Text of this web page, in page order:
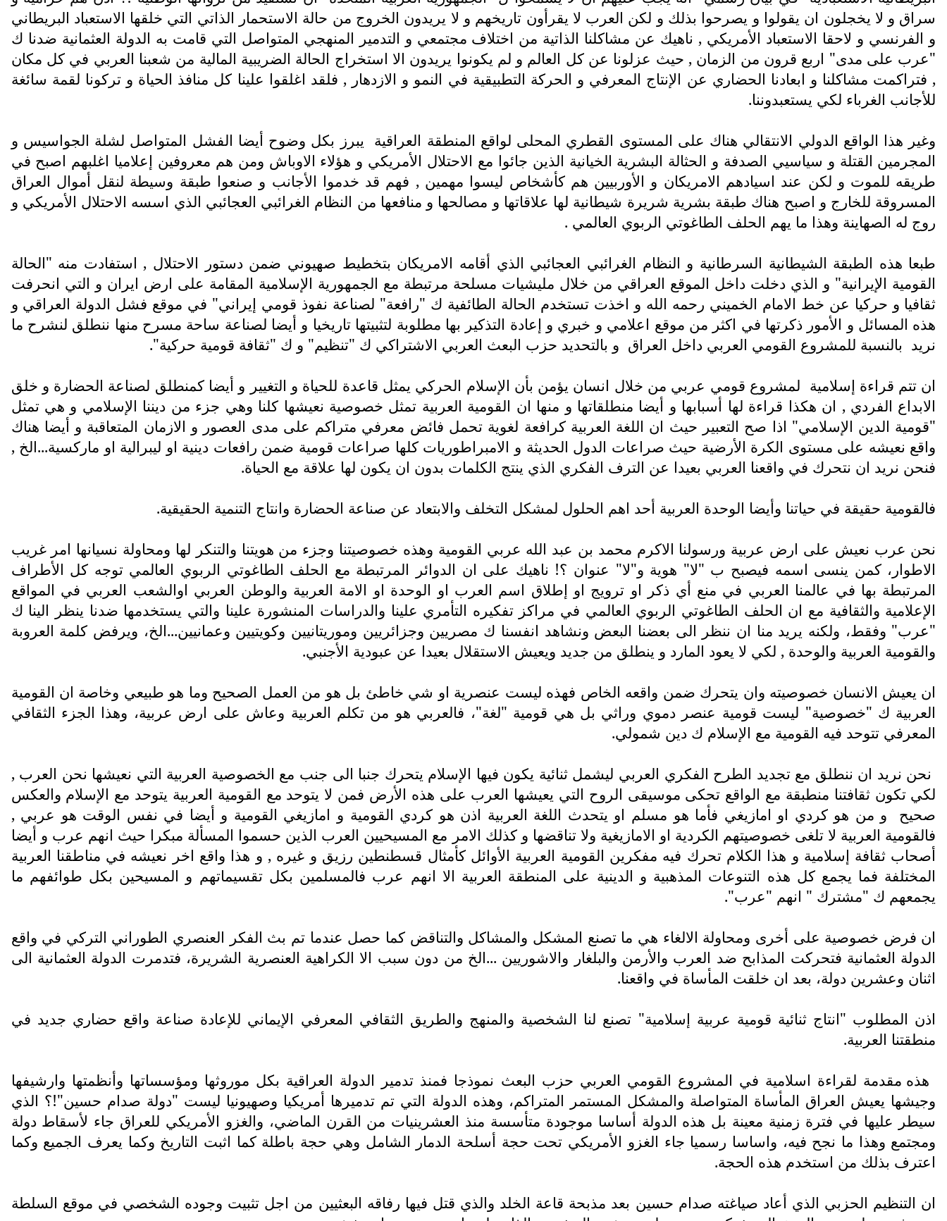
سراق و لا يخجلون ان يقولوا و يصرحوا بذلك و لكن العرب لا يقرأون تاريخهم و لا يريدون الخروج من حالة الاستحمار الذاتي التي خلقها الاستعباد البريطاني
و الفرنسي و لاحقا الاستعباد الأمريكي , ناهيك عن مشاكلنا الذاتية من اختلاف مجتمعي و التدمير المنهجي المتواصل التي قامت به الدولة العثمانية ضدنا ك
"عرب على مدى" اربع قرون من الزمان , حيث عزلونا عن كل العالم و لم يكونوا يريدون الا استخراج الحالة الضريبية المالية من شعبنا العربي في كل مكان
, فتراكمت مشاكلنا و ابعادنا الحضاري عن الإنتاج المعرفي و الحركة التطبيقية في النمو و الازدهار , فلقد اغلقوا علينا كل منافذ الحياة و تركونا لقمة سائغة
للأجانب الغرباء لكي يستعبدوننا.
وغير هذا الواقع الدولي الانتقالي هناك على المستوى القطري المحلى لواقع المنطقة العراقية يبرز بكل وضوح أيضا الفشل المتواصل لشلة الجواسيس و
المجرمين القتلة و سياسيي الصدفة و الحثالة البشرية الخيانية الذين جائوا مع الاحتلال الأمريكي و هؤلاء الاوباش ومن هم معروفين إعلاميا اغلبهم اصبح في
طريقه للموت و لكن عند اسيادهم الامريكان و الأوربيين هم كأشخاص ليسوا مهمين , فهم قد خدموا الأجانب و صنعوا طبقة وسيطة لنقل أموال العراق
المسروقة للخارج و اصبح هناك طبقة بشرية شريرة شيطانية لها علاقاتها و مصالحها و منافعها من النظام الغرائبي العجائبي الذي اسسه الاحتلال الأمريكي و
روج له الصهاينة وهذا ما يهم الحلف الطاغوتي الربوي العالمي .
طبعا هذه الطبقة الشيطانية السرطانية و النظام الغرائبي العجائبي الذي أقامه الامريكان بتخطيط صهيوني ضمن دستور الاحتلال , استفادت منه "الحالة
القومية الإيرانية" و الذي دخلت داخل الموقع العراقي من خلال مليشيات مسلحة مرتبطة مع الجمهورية الإسلامية المقامة على ارض ايران و التي انحرفت
ثقافيا و حركيا عن خط الامام الخميني رحمه الله و اخذت تستخدم الحالة الطائفية ك "رافعة" لصناعة نفوذ قومي إيراني" في موقع فشل الدولة العراقي و
هذه المسائل و الأمور ذكرتها في اكثر من موقع اعلامي و خبري و إعادة التذكير بها مطلوبة لتثبيتها تاريخيا و أيضا لصناعة ساحة مسرح منها ننطلق لنشرح ما
نريد بالنسبة للمشروع القومي العربي داخل العراق و بالتحديد حزب البعث العربي الاشتراكي ك "تنظيم" و ك "ثقافة قومية حركية".
ان تتم قراءة إسلامية لمشروع قومي عربي من خلال انسان يؤمن بأن الإسلام الحركي يمثل قاعدة للحياة و التغيير و أيضا كمنطلق لصناعة الحضارة و خلق
الابداع الفردي , ان هكذا قراءة لها أسبابها و أيضا منطلقاتها و منها ان القومية العربية تمثل خصوصية نعيشها كلنا وهي جزء من ديننا الإسلامي و هي تمثل
"قومية الدين الإسلامي" اذا صح التعبير حيث ان اللغة العربية كرافعة لغوية تحمل فائض معرفي متراكم على مدى العصور و الازمان المتعاقبة و أيضا هناك
واقع نعيشه على مستوى الكرة الأرضية حيث صراعات الدول الحديثة و الامبراطوريات كلها صراعات قومية ضمن رافعات دينية او ليبرالية او ماركسية...الخ ,
فنحن نريد ان نتحرك في واقعنا العربي بعيدا عن الترف الفكري الذي ينتج الكلمات بدون ان يكون لها علاقة مع الحياة.
فالقومية حقيقة في حياتنا وأيضا الوحدة العربية أحد اهم الحلول لمشكل التخلف والابتعاد عن صناعة الحضارة وانتاج التنمية الحقيقية.
نحن عرب نعيش على ارض عربية ورسولنا الاكرم محمد بن عبد الله عربي القومية وهذه خصوصيتنا وجزء من هويتنا والتنكر لها ومحاولة نسيانها امر غريب
الاطوار، كمن ينسى اسمه فيصبح ب "لا" هوية و"لا" عنوان ؟! ناهيك على ان الدوائر المرتبطة مع الحلف الطاغوتي الربوي العالمي توجه كل الأطراف
المرتبطة بها في عالمنا العربي في منع أي ذكر او ترويج او إطلاق اسم العرب او الوحدة او الامة العربية والوطن العربي اوالشعب العربي في المواقع
الإعلامية والثقافية مع ان الحلف الطاغوتي الربوي العالمي في مراكز تفكيره التأمري علينا والدراسات المنشورة علينا والتي يستخدمها ضدنا ينظر الينا ك
"عرب" وفقط، ولكنه يريد منا ان ننظر الى بعضنا البعض ونشاهد انفسنا ك مصريين وجزائريين وموريتانيين وكويتيين وعمانيين...الخ، ويرفض كلمة العروبة
والقومية العربية والوحدة , لكي لا يعود المارد و ينطلق من جديد ويعيش الاستقلال بعيدا عن عبودية الأجنبي.
ان يعيش الانسان خصوصيته وان يتحرك ضمن واقعه الخاص فهذه ليست عنصرية او شي خاطئ بل هو من العمل الصحيح وما هو طبيعي وخاصة ان القومية
العربية ك "خصوصية" ليست قومية عنصر دموي وراثي بل هي قومية "لغة"، فالعربي هو من تكلم العربية وعاش على ارض عربية، وهذا الجزء الثقافي
المعرفي تتوحد فيه القومية مع الإسلام ك دين شمولي.
نحن نريد ان ننطلق مع تجديد الطرح الفكري العربي ليشمل ثنائية يكون فيها الإسلام يتحرك جنبا الى جنب مع الخصوصية العربية التي نعيشها نحن العرب ,
لكي تكون ثقافتنا منطبقة مع الواقع تحكى موسيقى الروح التي يعيشها العرب على هذه الأرض فمن لا يتوحد مع القومية العربية يتوحد مع الإسلام والعكس
صحيح
و من هو كردي او امازيغي فأما هو مسلم او يتحدث اللغة العربية اذن هو كردي القومية و امازيغي القومية و أيضا في نفس الوقت هو عربي ,
فالقومية العربية لا تلغى خصوصيتهم الكردية او الامازيغية ولا تناقضها و كذلك الامر مع المسيحيين العرب الذين حسموا المسألة مبكرا حيث انهم عرب و أيضا
أصحاب ثقافة إسلامية و هذا الكلام تحرك فيه مفكرين القومية العربية الأوائل كأمثال قسطنطين رزيق و غيره , و هذا واقع اخر نعيشه في مناطقنا العربية
المختلفة فما يجمع كل هذه التنوعات المذهبية و الدينية على المنطقة العربية الا انهم عرب فالمسلمين بكل تقسيماتهم و المسيحين بكل طوائفهم ما
يجمعهم ك "مشترك " انهم "عرب".
ان فرض خصوصية على أخرى ومحاولة الالغاء هي ما تصنع المشكل والمشاكل والتناقض كما حصل عندما تم بث الفكر العنصري الطوراني التركي في واقع
الدولة العثمانية فتحركت المذابح ضد العرب والأرمن والبلغار والاشوريين ...الخ من دون سبب الا الكراهية العنصرية الشريرة، فتدمرت الدولة العثمانية الى
اثنان وعشرين دولة، بعد ان خلقت المأساة في واقعنا.
اذن المطلوب "انتاج ثنائية قومية عربية إسلامية" تصنع لنا الشخصية والمنهج والطريق الثقافي المعرفي الإيماني للإعادة صناعة واقع حضاري جديد في
منطقتنا العربية.
هذه مقدمة لقراءة اسلامية في المشروع القومي العربي حزب البعث نموذجا فمنذ تدمير الدولة العراقية بكل موروثها ومؤسساتها وأنظمتها وارشيفها
وجيشها يعيش العراق المأساة المتواصلة والمشكل المستمر المتراكم، وهذه الدولة التي تم تدميرها أمريكيا وصهيونيا ليست "دولة صدام حسين"!؟ الذي
سيطر عليها في فترة زمنية معينة بل هذه الدولة أساسا موجودة متأسسة منذ العشرينيات من القرن الماضي، والغزو الأمريكي للعراق جاء لأسقاط دولة
ومجتمع وهذا ما نجح فيه، واساسا رسميا جاء الغزو الأمريكي تحت حجة أسلحة الدمار الشامل وهي حجة باطلة كما اثبت التاريخ وكما يعرف الجميع وكما
اعترف بذلك من استخدم هذه الحجة.
ان التنظيم الحزبي الذي أعاد صياغته صدام حسين بعد مذبحة قاعة الخلد والذي قتل فيها رفاقه البعثيين من اجل تثبيت وجوده الشخصي في موقع السلطة